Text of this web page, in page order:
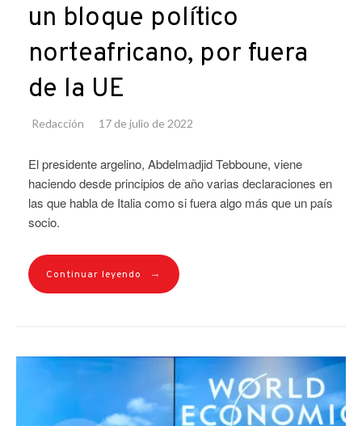
un bloque político
norteafricano, por fuera
de la UE
Redacción 17 de julio de 2022
El presidente argelino, Abdelmadjid Tebboune, viene
haciendo desde principios de año varias declaraciones en
las que habla de Italia como si fuera algo más que un país
socio.
Continuar leyendo →